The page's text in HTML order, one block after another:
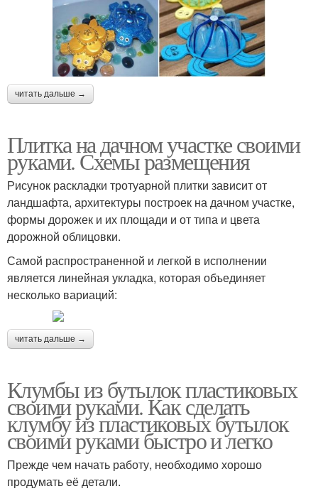
читать дальше →
Плитка на дачном участке своими
руками. Схемы размещения
Рисунок раскладки тротуарной плитки зависит от
ландшафта, архитектуры построек на дачном участке,
формы дорожек и их площади и от типа и цвета
дорожной облицовки.
Самой распространенной и легкой в исполнении
является линейная укладка, которая объединяет
несколько вариаций:
читать дальше →
Клумбы из бутылок пластиковых
своими руками. Как сделать
клумбу из пластиковых бутылок
своими руками быстро и легко
Прежде чем начать работу, необходимо хорошо
продумать её детали.